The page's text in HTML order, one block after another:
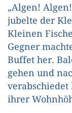
„Algen!
jubelte der
Kleinen
Gegner
Buffet her.
gehen und
verabschiedet
ihrer